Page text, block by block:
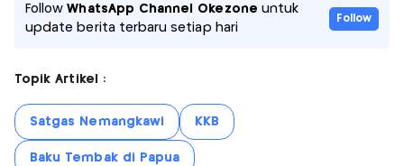
FollowWhatsApp Channel Okezone untuk
update berita terbaru setiap hari
Follow
Topik Artikel :
Satgas Nemangkawi KKB
Baku Tembak di Papua